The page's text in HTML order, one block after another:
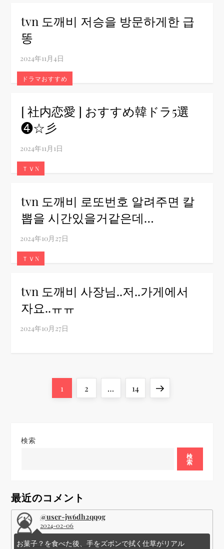
tvn 도깨비 저승을 방문하게한 급
똥
ドラマおすすめ
[ 社内恋愛 ] おすすめ韓ドラ5選
❹☆彡
ＴＶN
tvn 도깨비 로또번호 알려주면 칼
뽑을 시간있을거같은데…
ＴＶN
tvn 도깨비 사장님..저..가게에서
자요..ㅠㅠ
の
ジ
送
Page
1 Page
2 … Page
14
Next
検索
検
索
最近のコメント
@user-jw6dh2qq9g
2024-02-06
お菓子？を食べた後、手をズボンで拭く仕草がリアル